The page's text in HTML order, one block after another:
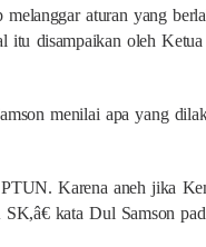
aturan yang
disampaikan oleh
menilai apa yang
Karena aneh jika
kata Dul Samson